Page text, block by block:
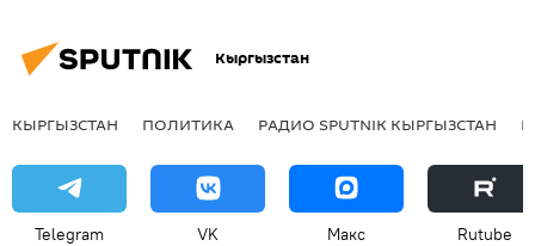
Кыргызстан
КЫРГЫЗСТАН ПОЛИТИКА РАДИО SPUTNIK КЫРГЫЗСТАН
Telegram VK Макс Rutube